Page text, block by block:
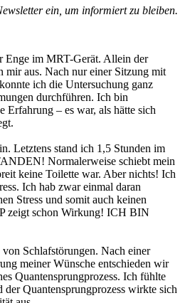
ein, um informiert zu bleiben.
Enge im MRT-Gerät. Allein der
mir aus. Nach nur einer Sitzung mit
ich die Untersuchung ganz
durchführen. Ich bin
Erfahrung – es war, als hätte sich
Letztens stand ich 1,5 Stunden im
Normalerweise schiebt mein
keine Toilette war. Aber nichts! Ich
Ich hab zwar einmal daran
Stress und somit auch keinen
zeigt schon Wirkung! ICH BIN
Schlafstörungen. Nach einer
meiner Wünsche entschieden wir
Quantensprungprozess. Ich fühlte
Quantensprungprozess wirkte sich